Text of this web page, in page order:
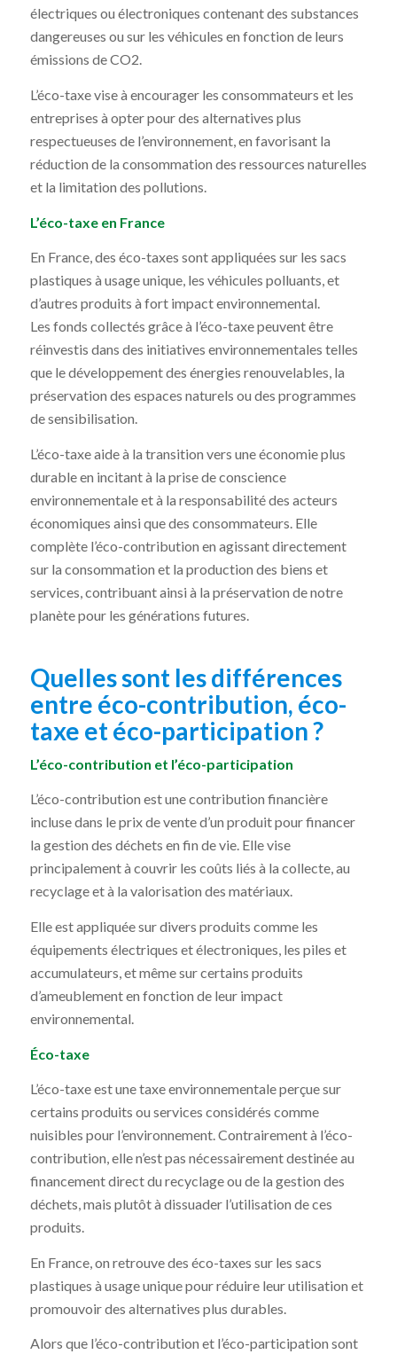
électriques ou électroniques contenant des substances
dangereuses ou sur les véhicules en fonction de leurs
émissions de CO2.
L’éco-taxe vise à encourager les consommateurs et les
entreprises à opter pour des alternatives plus
respectueuses de l’environnement, en favorisant la
réduction de la consommation des ressources naturelles
et la limitation des pollutions.
L’éco-taxe en France
En France, des éco-taxes sont appliquées sur les sacs
plastiques à usage unique, les véhicules polluants, et
d’autres produits à fort impact environnemental.
Les fonds collectés grâce à l’éco-taxe peuvent être
réinvestis dans des initiatives environnementales telles
que le développement des énergies renouvelables, la
préservation des espaces naturels ou des programmes
de sensibilisation.
L’éco-taxe aide à la transition vers une économie plus
durable en incitant à la prise de conscience
environnementale et à la responsabilité des acteurs
économiques ainsi que des consommateurs. Elle
complète l’éco-contribution en agissant directement
sur la consommation et la production des biens et
services, contribuant ainsi à la préservation de notre
planète pour les générations futures.
Quelles sont les différences
entre éco-contribution, éco-
taxe et éco-participation ?
L’éco-contribution et l’éco-participation
L’éco-contribution est une contribution financière
incluse dans le prix de vente d’un produit pour financer
la gestion des déchets en fin de vie. Elle vise
principalement à couvrir les coûts liés à la collecte, au
recyclage et à la valorisation des matériaux.
Elle est appliquée sur divers produits comme les
équipements électriques et électroniques, les piles et
accumulateurs, et même sur certains produits
d’ameublement en fonction de leur impact
environnemental.
Éco-taxe
L’éco-taxe est une taxe environnementale perçue sur
certains produits ou services considérés comme
nuisibles pour l’environnement. Contrairement à l’éco-
contribution, elle n’est pas nécessairement destinée au
financement direct du recyclage ou de la gestion des
déchets, mais plutôt à dissuader l’utilisation de ces
produits.
En France, on retrouve des éco-taxes sur les sacs
plastiques à usage unique pour réduire leur utilisation et
promouvoir des alternatives plus durables.
Alors que l’éco-contribution et l’éco-participation sont